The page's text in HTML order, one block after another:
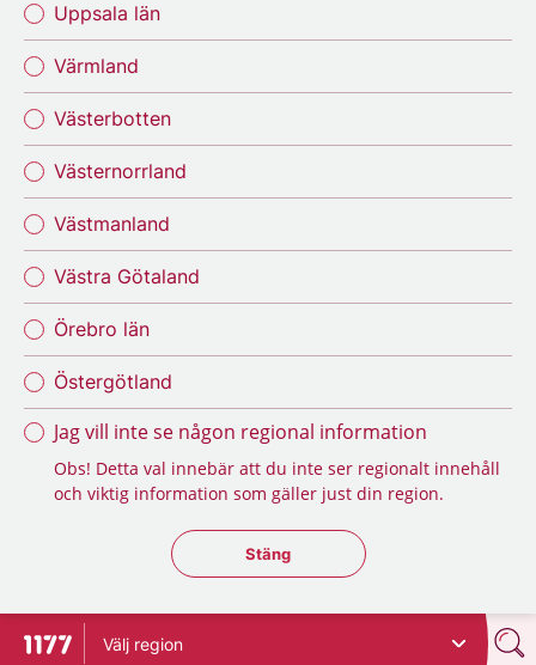
Uppsala län
Värmland
Västerbotten
Västernorrland
Västmanland
Västra Götaland
Örebro län
Östergötland
Jag vill inte se någon regional information
Obs! Detta val innebär att du inte ser regionalt innehåll
och viktig information som gäller just din region.
Stäng regionsväljaren
Stäng
Till startsidan för 1177
Välj region